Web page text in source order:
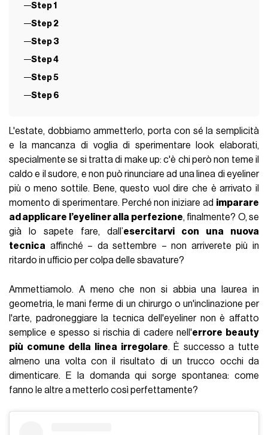
Step 1
Step 2
Step 3
Step 4
Step 5
Step 6
L'estate, dobbiamo ammetterlo, porta con sé la semplicità
e la mancanza di voglia di sperimentare look elaborati,
specialmente se si tratta di make up: c'è chi però non teme il
caldo e il sudore, e non può rinunciare ad una linea di eyeliner
più o meno sottile. Bene, questo vuol dire che è arrivato il
momento di sperimentare. Perché non iniziare ad imparare
ad applicare l’eyeliner alla perfezione, finalmente? O, se
già lo sapete fare, dall’esercitarvi con una nuova
tecnica affinché – da settembre – non arriverete più in
ritardo in ufficio per colpa delle sbavature?
Ammettiamolo. A meno che non si abbia una laurea in
geometria, le mani ferme di un chirurgo o un'inclinazione per
l'arte, padroneggiare la tecnica dell'eyeliner non è affatto
semplice e spesso si rischia di cadere nell'errore beauty
più comune della linea irregolare. È successo a tutte
almeno una volta con il risultato di un trucco occhi da
dimenticare. E la domanda qui sorge spontanea: come
fanno le altre a metterlo così perfettamente?